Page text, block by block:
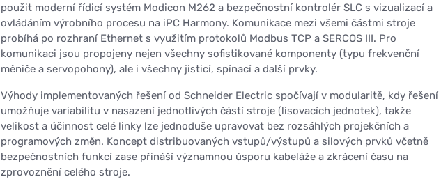
použit moderní řídicí systém Modicon M262 a bezpečnostní kontrolér SLC s vizualizací a
ovládáním výrobního procesu na iPC Harmony. Komunikace mezi všemi částmi stroje
probíhá po rozhraní Ethernet s využitím protokolů Modbus TCP a SERCOS III. Pro
komunikaci jsou propojeny nejen všechny sofistikované komponenty (typu frekvenční
měniče a servopohony), ale i všechny jisticí, spínací a další prvky.
Výhody implementovaných řešení od Schneider Electric spočívají v modularitě, kdy řešení
umožňuje variabilitu v nasazení jednotlivých částí stroje (lisovacích jednotek), takže
velikost a účinnost celé linky lze jednoduše upravovat bez rozsáhlých projekčních a
programových změn. Koncept distribuovaných vstupů/výstupů a silových prvků včetně
bezpečnostních funkcí zase přináší významnou úsporu kabeláže a zkrácení času na
zprovoznění celého stroje.